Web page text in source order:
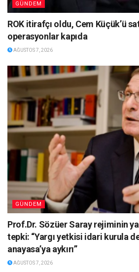
GÜNDEM
ROK itirafçı oldu, Cem Küçük’ü
operasyonlar kapıda
AĞUSTOS 7, 2026
GÜNDEM
Prof.Dr. Sözüer Saray rejiminin
tepki: “Yargı yetkisi idari kurula
anayasa’ya aykırı”
AĞUSTOS 7, 2026